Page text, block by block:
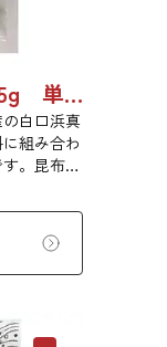
根昆布入りとろろ (白) 55g 単品 5袋 20袋 3429
白口浜真
組み合わ
。昆布本